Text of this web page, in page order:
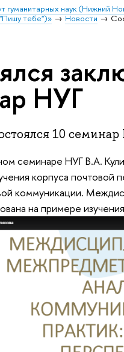
гуманитарных наук (Нижний
тебе")»
Новости
НУГ
10
семинаре НУГ В.А.
корпуса почтовой
коммуникации.
на примере